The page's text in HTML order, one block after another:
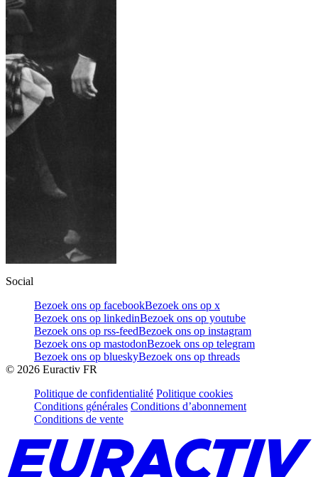
Social
Bezoek ons op facebookBezoek ons op x
Bezoek ons op linkedinBezoek ons op youtube
Bezoek ons op rss-feedBezoek ons op instagram
Bezoek ons op mastodonBezoek ons op telegram
Bezoek ons op blueskyBezoek ons op threads
© 2026 Euractiv FR
Politique de confidentialité Politique cookies
Conditions générales Conditions d’abonnement
Conditions de vente